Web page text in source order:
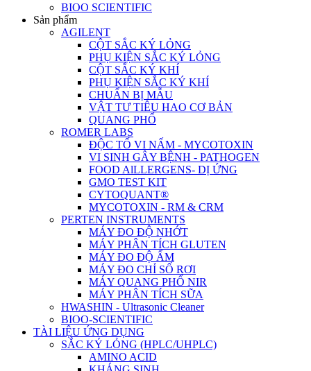
BIOO SCIENTIFIC
Sản phẩm
AGILENT
CỘT SẮC KÝ LỎNG
PHỤ KIỆN SẮC KÝ LỎNG
CỘT SẮC KÝ KHÍ
PHỤ KIỆN SẮC KÝ KHÍ
CHUẨN BỊ MẪU
VẬT TƯ TIÊU HAO CƠ BẢN
QUANG PHỔ
ROMER LABS
ĐỘC TỐ VI NẤM - MYCOTOXIN
VI SINH GÂY BỆNH - PATHOGEN
FOOD AlLLERGENS- DỊ ỨNG
GMO TEST KIT
CYTOQUANT®
MYCOTOXIN - RM & CRM
PERTEN INSTRUMENTS
MÁY ĐO ĐỘ NHỚT
MÁY PHÂN TÍCH GLUTEN
MÁY ĐO ĐỘ ẨM
MÁY ĐO CHỈ SỐ RƠI
MÁY QUANG PHỔ NIR
MÁY PHÂN TÍCH SỮA
HWASHIN - Ultrasonic Cleaner
BIOO-SCIENTIFIC
TÀI LIỆU ỨNG DỤNG
SẮC KÝ LỎNG (HPLC/UHPLC)
AMINO ACID